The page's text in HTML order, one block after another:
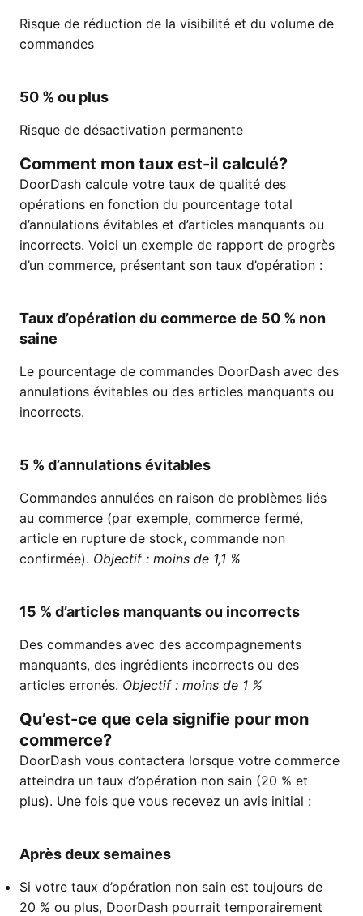
Risque de réduction de la visibilité et du volume de
commandes
50 % ou plus
Risque de désactivation permanente
Comment mon taux est-il calculé?
DoorDash calcule votre taux de qualité des
opérations en fonction du pourcentage total
d’annulations évitables et d’articles manquants ou
incorrects. Voici un exemple de rapport de progrès
d’un commerce, présentant son taux d’opération :
Taux d’opération du commerce de 50 % non
saine
Le pourcentage de commandes DoorDash avec des
annulations évitables ou des articles manquants ou
incorrects.
5 % d’annulations évitables
Commandes annulées en raison de problèmes liés
au commerce (par exemple, commerce fermé,
article en rupture de stock, commande non
confirmée). Objectif : moins de 1,1 %
15 % d’articles manquants ou incorrects
Des commandes avec des accompagnements
manquants, des ingrédients incorrects ou des
articles erronés. Objectif : moins de 1 %
Qu’est-ce que cela signifie pour mon
commerce?
DoorDash vous contactera lorsque votre commerce
atteindra un taux d’opération non sain (20 % et
plus). Une fois que vous recevez un avis initial :
Après deux semaines
Si votre taux d’opération non sain est toujours de
20 % ou plus, DoorDash pourrait temporairement